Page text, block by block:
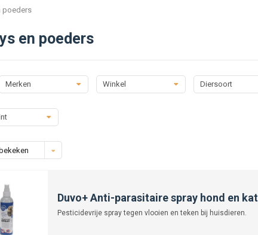
poeders
en poeders
Merken Winkel Diersoort
Duvo+ Anti-parasitaire spray hond en kat
Pesticidevrije spray tegen vlooien en teken bij huisdieren.